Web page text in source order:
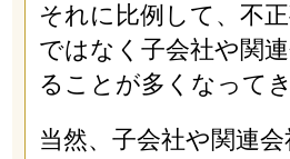
それに比例して、不
ではなく子会社や関
ることが多くなって
当然、子会社や関連